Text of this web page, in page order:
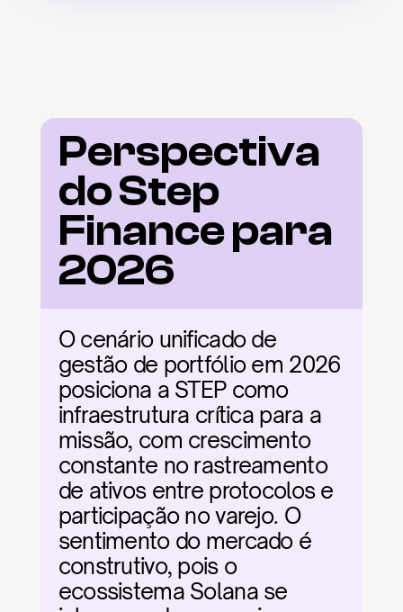
Perspectiva
do Step
Finance para
2026
O cenário unificado de
gestão de portfólio em 2026
posiciona a STEP como
infraestrutura crítica para a
missão, com crescimento
constante no rastreamento
de ativos entre protocolos e
participação no varejo. O
sentimento do mercado é
construtivo, pois o
ecossistema Solana se